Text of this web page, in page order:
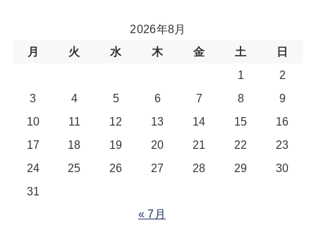
2026年8月
月
火 水 木 金 土
日
1
2
3
4 5 6 7 8
9
10
11 12 13 14 15
16
17
18 19 20 21 22
23
24
25 26 27 28 29
30
31
« 7月